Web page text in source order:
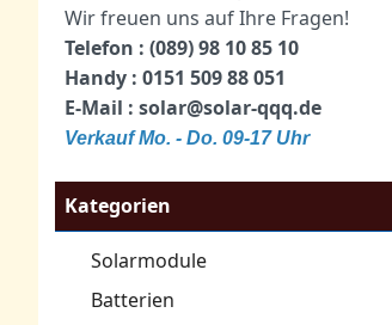
Wir freuen uns auf Ihre Fragen!
Telefon : (089) 98 10 85 10
Handy : 0151 509 88 051
E-Mail : solar@solar-qqq.de
Verkauf Mo. - Do. 09-17 Uhr
Kategorien
Solarmodule
Batterien